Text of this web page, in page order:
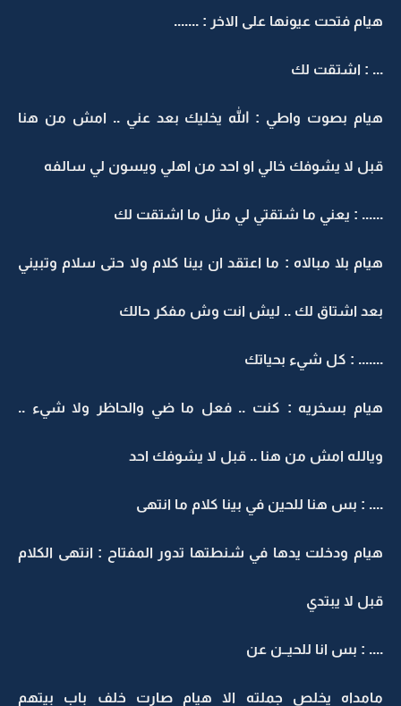
هيام فتحت عيونها على الاخر : .......
... : اشتقت لك
هيام بصوت واطي : الله يخليك بعد عني .. امش من هنا
قبل لا يشوفك خالي او احد من اهلي ويسون لي سالفه
...... : يعني ما شتقتي لي مثل ما اشتقت لك
هيام بلا مبالاه : ما اعتقد ان بينا كلام ولا حتى سلام وتبيني
بعد اشتاق لك .. ليش انت وش مفكر حالك
....... : كل شيء بحياتك
هيام بسخريه : كنت .. فعل ما ضي والحاظر ولا شيء ..
ويالله امش من هنا .. قبل لا يشوفك احد
.... : بس هنا للحين في بينا كلام ما انتهى
هيام ودخلت يدها في شنطتها تدور المفتاح : انتهى الكلام
قبل لا يبتدي
.... : بس انا للحيــن عن
مامداه يخلص جملته الا هيام صارت خلف باب بيتهم